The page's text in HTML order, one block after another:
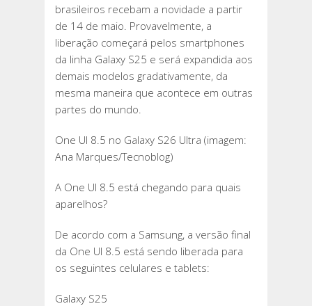
brasileiros recebam a novidade a partir
de 14 de maio. Provavelmente, a
liberação começará pelos smartphones
da linha Galaxy S25 e será expandida aos
demais modelos gradativamente, da
mesma maneira que acontece em outras
partes do mundo.
One UI 8.5 no Galaxy S26 Ultra (imagem:
Ana Marques/Tecnoblog)
A One UI 8.5 está chegando para quais
aparelhos?
De acordo com a Samsung, a versão final
da One UI 8.5 está sendo liberada para
os seguintes celulares e tablets:
Galaxy S25